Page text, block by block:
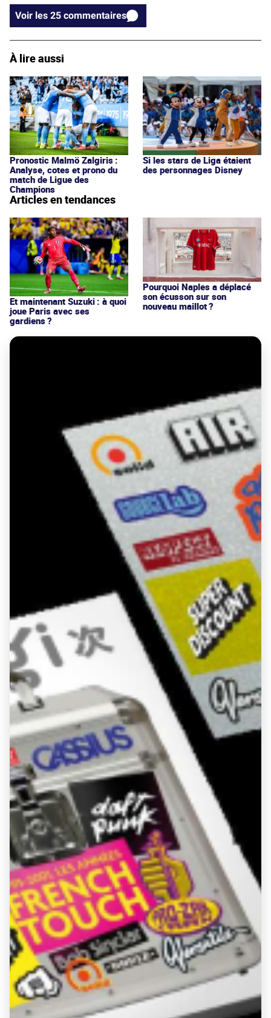
Voir les 25 commentaires
À lire aussi
Pronostic Malmö Zalgiris :
Analyse, cotes et prono du
match de Ligue des
Champions
Si les stars de Liga étaient
des personnages Disney
Articles en tendances
Et maintenant Suzuki : à quoi
joue Paris avec ses
gardiens ?
Pourquoi Naples a déplacé
son écusson sur son
nouveau maillot ?